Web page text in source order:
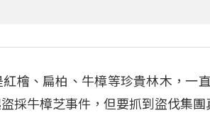
檜、扁柏、牛樟等珍貴林木，一
採牛樟芝事件，但要抓到盜伐集團